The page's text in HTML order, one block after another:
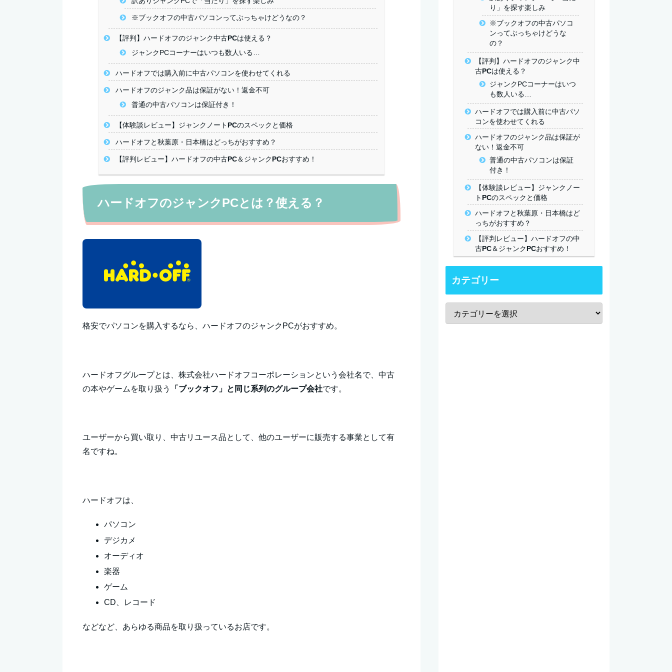
※ブックオフの中古パソコンってぶっちゃけどうなの？
【評判】ハードオフのジャンク中古PCは使える？
ジャンクPCコーナーはいつも数人いる…
ハードオフでは購入前に中古パソコンを使わせてくれる
ハードオフのジャンク品は保証がない！返金不可
普通の中古パソコンは保証付き！
【体験談レビュー】ジャンクノートPCのスペックと価格
ハードオフと秋葉原・日本橋はどっちがおすすめ？
【評判レビュー】ハードオフの中古PC＆ジャンクPCおすすめ！
ハードオフのジャンクPCとは？使える？
格安でパソコンを購入するなら、ハードオフのジャンクPCがおすすめ。
ハードオフグループとは、株式会社ハードオフコーポレーションという会社名で、中古
の本やゲームを取り扱う
「ブックオフ」と同じ系列のグループ会社です。
ユーザーから買い取り、中古リユース品として、他のユーザーに販売する事業として有
名ですね。
ハードオフは、
パソコン
デジカメ
オーディオ
楽器
ゲーム
CD、レコード
などなど、あらゆる商品を取り扱っているお店です。
り」を探す楽しみ
※ブックオフの中古パソコ
ンってぶっちゃけどうな
の？
【評判】ハードオフのジャンク中
古PCは使える？
ジャンクPCコーナーはいつ
も数人いる…
ハードオフでは購入前に中古パソ
コンを使わせてくれる
ハードオフのジャンク品は保証が
ない！返金不可
普通の中古パソコンは保証
付き！
【体験談レビュー】ジャンクノー
トPCのスペックと価格
ハードオフと秋葉原・日本橋はど
っちがおすすめ？
【評判レビュー】ハードオフの中
古PC＆ジャンクPCおすすめ！
カテゴリー